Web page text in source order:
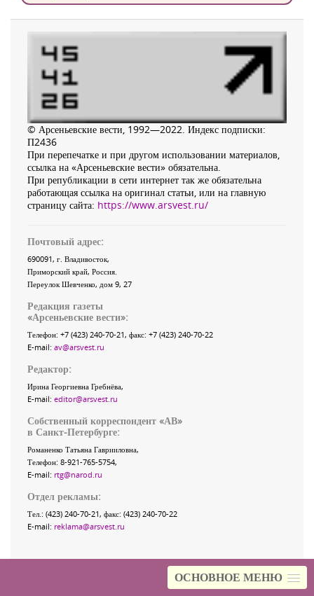
ОСНОВНОЕ МЕНЮ
© Арсеньевские вести, 1992—2022. Индекс подписки:
П2436
При перепечатке и при другом использовании материалов,
ссылка на «Арсеньевские вести» обязательна.
При републикации в сети интернет так же обязательна
работающая ссылка на оригинал статьи, или на главную
страницу сайта: https://www.arsvest.ru/
Почтовый адрес:
690091, г. Владивосток,
Приморский край, Россия
Переулок Шевченко, дом 9, 27
Редакция газеты
«Арсеньевские вести»:
Телефон: +7 (423) 240-70-21, факс: +7 (423) 240-70-22
E-mail: av@arsvest.ru
Редактор:
Ирина Георгиевна Гребнёва,
E-mail: editor@arsvest.ru
Собственный корреспондент «АВ»
в Санкт-Петербурге:
Романенко Татьяна Гаврииловна,
Телефон: 8-921-765-5754,
E-mail: rtg@narod.ru
Отдел рекламы:
Тел.: (423) 240-70-21, факс: (423) 240-70-22
E-mail: reklama@arsvest.ru